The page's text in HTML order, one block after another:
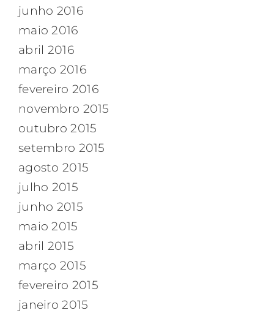
junho 2016
maio 2016
abril 2016
março 2016
fevereiro 2016
novembro 2015
outubro 2015
setembro 2015
agosto 2015
julho 2015
junho 2015
maio 2015
abril 2015
março 2015
fevereiro 2015
janeiro 2015